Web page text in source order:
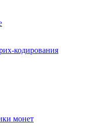
кодирования
монет